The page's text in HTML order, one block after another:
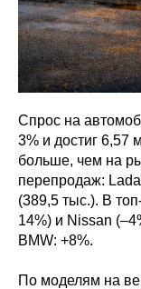
Спрос на
3% и достиг 6,57
больше, чем на
перепродаж:
(389,5 тыс.). В
14%) и Nissan
BMW: +8%.
По моделям на